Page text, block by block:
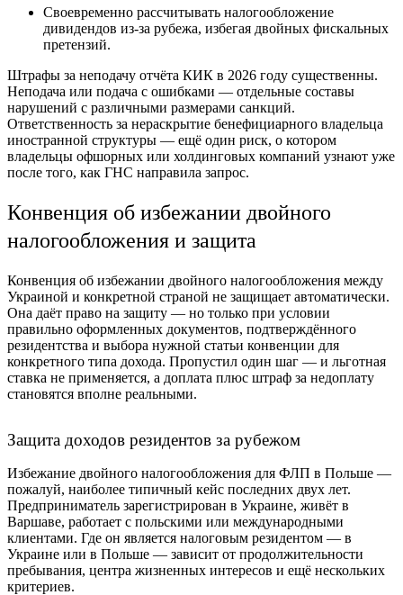
Своевременно рассчитывать налогообложение
дивидендов из-за рубежа, избегая двойных фискальных
претензий.
Штрафы за неподачу отчёта КИК в 2026 году существенны.
Неподача или подача с ошибками — отдельные составы
нарушений с различными размерами санкций.
Ответственность за нераскрытие бенефициарного владельца
иностранной структуры — ещё один риск, о котором
владельцы офшорных или холдинговых компаний узнают уже
после того, как ГНС направила запрос.
Конвенция об избежании двойного
налогообложения и защита
Конвенция об избежании двойного налогообложения между
Украиной и конкретной страной не защищает автоматически.
Она даёт право на защиту — но только при условии
правильно оформленных документов, подтверждённого
резидентства и выбора нужной статьи конвенции для
конкретного типа дохода. Пропустил один шаг — и льготная
ставка не применяется, а доплата плюс штраф за недоплату
становятся вполне реальными.
Защита доходов резидентов за рубежом
Избежание двойного налогообложения для ФЛП в Польше —
пожалуй, наиболее типичный кейс последних двух лет.
Предприниматель зарегистрирован в Украине, живёт в
Варшаве, работает с польскими или международными
клиентами. Где он является налоговым резидентом — в
Украине или в Польше — зависит от продолжительности
пребывания, центра жизненных интересов и ещё нескольких
критериев.